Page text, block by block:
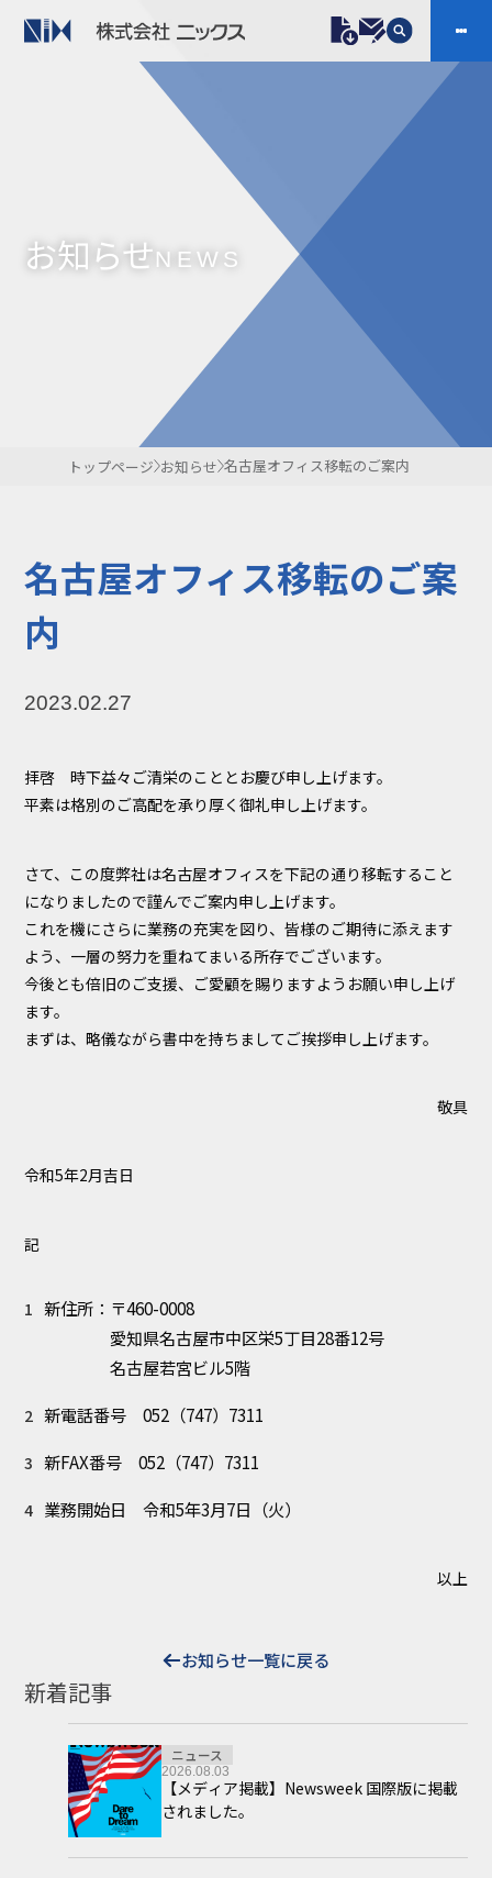
プラスチックファスナー 機構部品
ケーブルマーカー
樹脂継手、配管施工
防虫忌避製品ARINIX
プリント基板実装関連
会社案内
IR
お問い合わせ 開発・導入実績
よくあるご質問
NIXのサスティナ
環境負荷物質調
お知らせNEWS
トップページ お知らせ 名古屋オフィス移転のご案内
名古屋オフィス移転のご案
内
2023.02.27
拝啓 時下益々ご清栄のこととお慶び申し上げます。
平素は格別のご高配を承り厚く御礼申し上げます。
さて、この度弊社は名古屋オフィスを下記の通り移転すること
になりましたので謹んでご案内申し上げます。
これを機にさらに業務の充実を図り、皆様のご期待に添えます
よう、一層の努力を重ねてまいる所存でございます。
今後とも倍旧のご支援、ご愛顧を賜りますようお願い申し上げ
ます。
まずは、略儀ながら書中を持ちましてご挨拶申し上げます。
敬具
令和5年2月吉日
記
新住所：〒460-0008
愛知県名古屋市中区栄5丁目28番12号
名古屋若宮ビル5階
新電話番号 052（747）7311
新FAX番号 052（747）7311
業務開始日 令和5年3月7日（火）
以上
お知らせ一覧に戻る
新着記事
ニュース
2026.08.03
【メディア掲載】Newsweek 国際版に掲載
されました。